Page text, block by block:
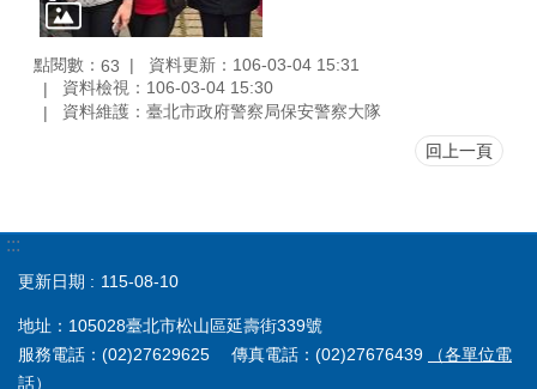
點閱數： 63
資料更新：106-03-04 15:31
資料檢視：106-03-04 15:30
資料維護：臺北市政府警察局保安警察大隊
回上一頁
:::
更新日期 115-08-10
地址：105028臺北市松山區延壽街339號
服務電話：(02)27629625 傳真電話：(02)27676439
（各單位電
話）